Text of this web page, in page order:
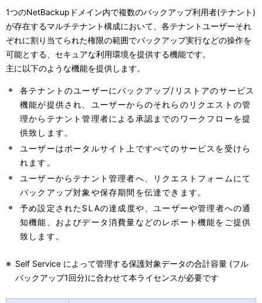
1つのNetBackupドメイン内で複数のバックアップ利用者(テナント)
が存在するマルチテナント構成において、各テナントユーザーそれ
ぞれに割り当てられた権限の範囲でバックアップ実行などの操作を
可能とする、セキュアな利用環境を提供する機能です。
主に以下のような機能を提供します。
各テナントのユーザーにバックアップ/リストアのサービス
機能が提供され、ユーザーからのそれらのリクエストの管
理からテナント管理者による承認までのワークフローを提
供致します。
ユーザーはポータルサイト上ですべてのサービスを受けら
れます。
ユーザーからテナント管理者へ、リクエストフォームにて
バックアップ対象や保存期間を伝達できます。
予め設定されたSLAの達成度や、ユーザーや管理者への通
知機能、およびデータ消費量などのレポート機能をご提供
致します。
※ Self Service によって管理する保護対象データの合計容量 (フル
バックアップ1回分)に合わせて本ライセンスが必要です